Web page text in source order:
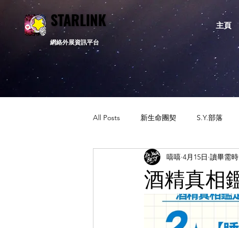
STARLINK
STARLINK
網絡外展資訊平台
主頁
All Posts 新生命團契 S.Y.部落
相關新聞 通告
酒精真相
嘻嘻 4月15日 讀畢需